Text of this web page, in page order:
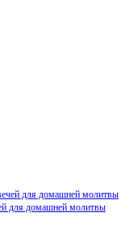
для домашней молитвы